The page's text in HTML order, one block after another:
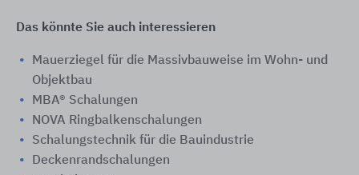
Das könnte Sie auch interessieren
Mauerziegel für die Massivbauweise im Wohn- und
Objektbau
MBA® Schalungen
NOVA Ringbalkenschalungen
Schalungstechnik für die Bauindustrie
Deckenrandschalungen